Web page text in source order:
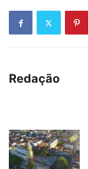
Redação